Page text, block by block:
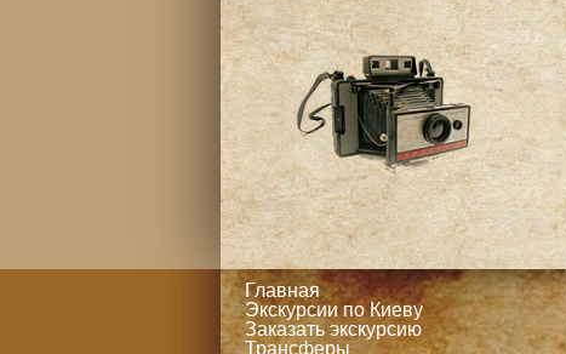
Главная
Экскурсии по Киеву
Заказать экскурсию
Трансферы